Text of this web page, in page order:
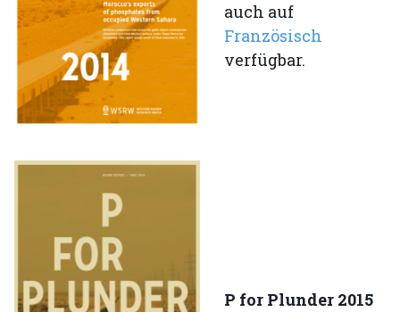
auch auf
Französisch
verfügbar.
P for Plunder 2015